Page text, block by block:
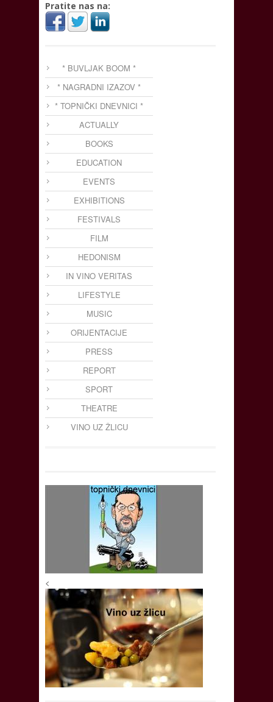
Pratite nas na:
* BUVLJAK BOOM *
* NAGRADNI IZAZOV *
* TOPNIČKI DNEVNICI *
ACTUALLY
BOOKS
EDUCATION
EVENTS
EXHIBITIONS
FESTIVALS
FILM
HEDONISM
IN VINO VERITAS
LIFESTYLE
MUSIC
ORIJENTACIJE
PRESS
REPORT
SPORT
THEATRE
VINO UZ ŽLICU
<